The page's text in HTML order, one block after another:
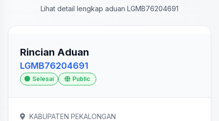
Lihat detail lengkap aduan LGMB76204691
Rincian Aduan
LGMB76204691
Selesai Public
KABUPATEN PEKALONGAN